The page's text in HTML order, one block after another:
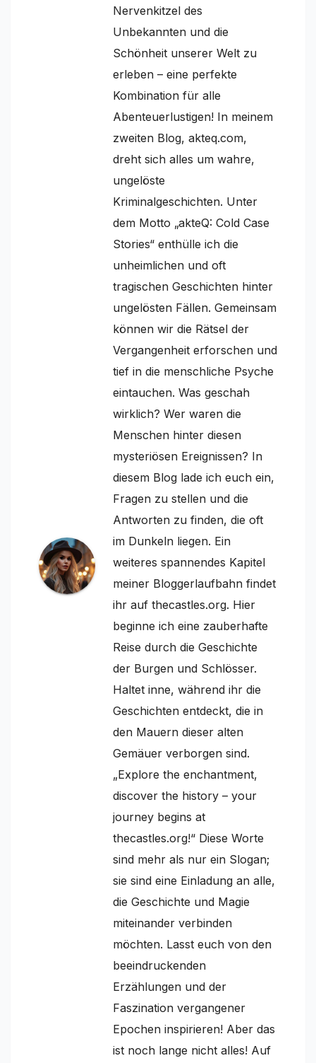
Nervenkitzel des
Unbekannten und die
Schönheit unserer Welt zu
erleben – eine perfekte
Kombination für alle
Abenteuerlustigen! In meinem
zweiten Blog, akteq.com,
dreht sich alles um wahre,
ungelöste
Kriminalgeschichten. Unter
dem Motto „akteQ: Cold Case
Stories“ enthülle ich die
unheimlichen und oft
tragischen Geschichten hinter
ungelösten Fällen. Gemeinsam
können wir die Rätsel der
Vergangenheit erforschen und
tief in die menschliche Psyche
eintauchen. Was geschah
wirklich? Wer waren die
Menschen hinter diesen
mysteriösen Ereignissen? In
diesem Blog lade ich euch ein,
Fragen zu stellen und die
Antworten zu finden, die oft
im Dunkeln liegen. Ein
weiteres spannendes Kapitel
meiner Bloggerlaufbahn findet
ihr auf thecastles.org. Hier
beginne ich eine zauberhafte
Reise durch die Geschichte
der Burgen und Schlösser.
Haltet inne, während ihr die
Geschichten entdeckt, die in
den Mauern dieser alten
Gemäuer verborgen sind.
„Explore the enchantment,
discover the history – your
journey begins at
thecastles.org!“ Diese Worte
sind mehr als nur ein Slogan;
sie sind eine Einladung an alle,
die Geschichte und Magie
miteinander verbinden
möchten. Lasst euch von den
beeindruckenden
Erzählungen und der
Faszination vergangener
Epochen inspirieren! Aber das
ist noch lange nicht alles! Auf